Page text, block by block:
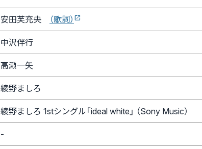
安田芙充央 （歌詞）
中沢伴行
高瀬一矢
綾野ましろ
綾野ましろ 1stシングル「ideal white」 （Sony Music）
-